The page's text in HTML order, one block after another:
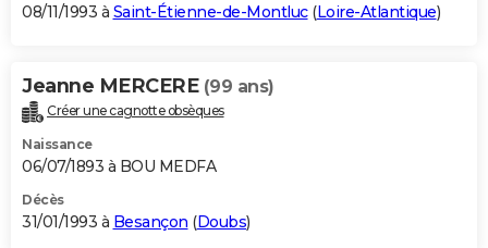
08/11/1993 à Saint-Étienne-de-Montluc(Loire-Atlantique)
Jeanne MERCERE (99 ans)
Créer une cagnotte obsèques
Naissance
06/07/1893 à BOU MEDFA
Décès
31/01/1993 à Besançon (Doubs)